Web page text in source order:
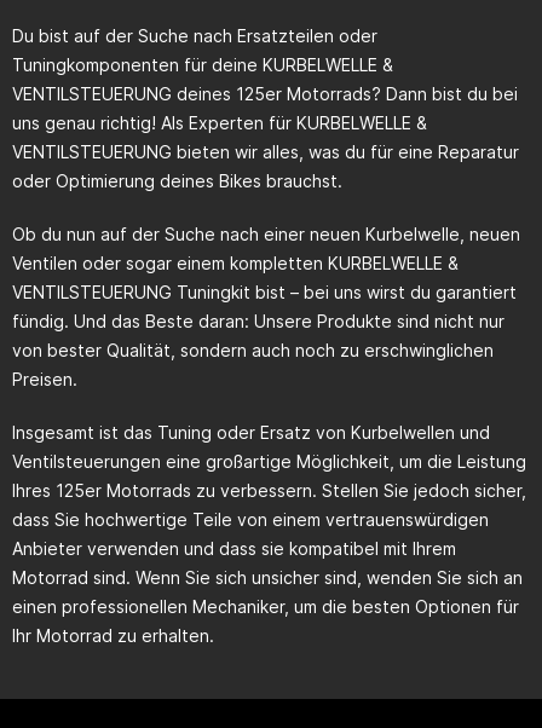
Du bist auf der Suche nach Ersatzteilen oder
Tuningkomponenten für deine KURBELWELLE &
VENTILSTEUERUNG deines 125er Motorrads? Dann bist du bei
uns genau richtig! Als Experten für KURBELWELLE &
VENTILSTEUERUNG bieten wir alles, was du für eine Reparatur
oder Optimierung deines Bikes brauchst.
Ob du nun auf der Suche nach einer neuen Kurbelwelle, neuen
Ventilen oder sogar einem kompletten KURBELWELLE &
VENTILSTEUERUNG Tuningkit bist – bei uns wirst du garantiert
fündig. Und das Beste daran: Unsere Produkte sind nicht nur
von bester Qualität, sondern auch noch zu erschwinglichen
Preisen.
Insgesamt ist das Tuning oder Ersatz von Kurbelwellen und
Ventilsteuerungen eine großartige Möglichkeit, um die Leistung
Ihres 125er Motorrads zu verbessern. Stellen Sie jedoch sicher,
dass Sie hochwertige Teile von einem vertrauenswürdigen
Anbieter verwenden und dass sie kompatibel mit Ihrem
Motorrad sind. Wenn Sie sich unsicher sind, wenden Sie sich an
einen professionellen Mechaniker, um die besten Optionen für
Ihr Motorrad zu erhalten.